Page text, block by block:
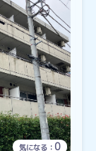
気になる： 0